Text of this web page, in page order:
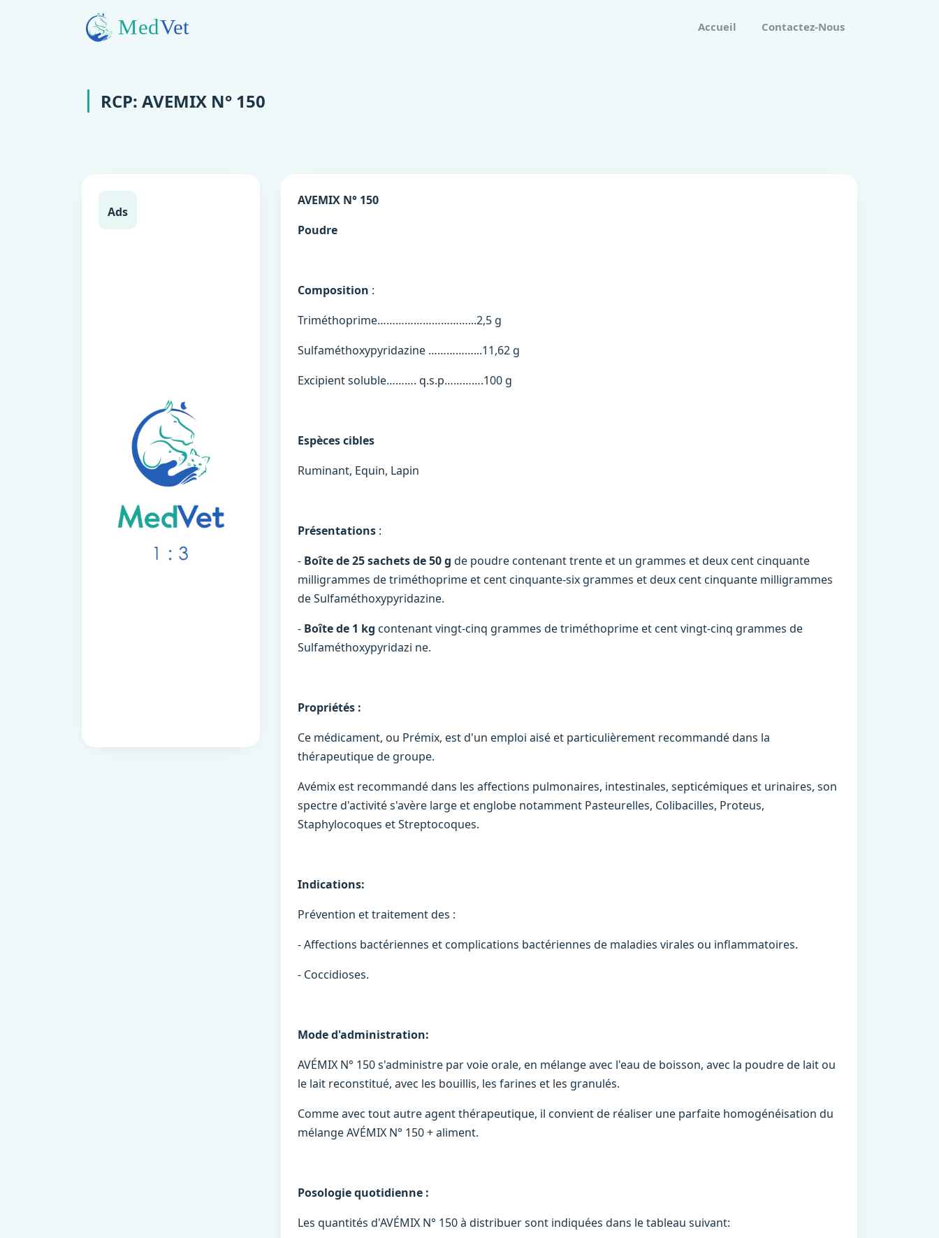
Accueil Contactez-Nous
RCP: AVEMIX N° 150
Ads
AVEMIX N° 150
Poudre
Composition :
Triméthoprime…………………………...2,5 g
Sulfaméthoxypyridazine ……………...11,62 g
Excipient soluble………. q.s.p………….100 g
Espèces cibles
Ruminant, Equin, Lapin
Présentations :
- Boîte de 25 sachets de 50 g de poudre contenant trente et un grammes et deux cent cinquante
milligrammes de triméthoprime et cent cinquante-six grammes et deux cent cinquante milligrammes
de Sulfaméthoxypyridazine.
- Boîte de 1 kg contenant vingt-cinq grammes de triméthoprime et cent vingt-cinq grammes de
Sulfaméthoxypyridazi ne.
Propriétés :
Ce médicament, ou Prémix, est d'un emploi aisé et particulièrement recommandé dans la
thérapeutique de groupe.
Avémix est recommandé dans les affections pulmonaires, intestinales, septicémiques et urinaires, son
spectre d'activité s'avère large et englobe notamment Pasteurelles, Colibacilles, Proteus,
Staphylocoques et Streptocoques.
Indications:
Prévention et traitement des :
- Affections bactériennes et complications bactériennes de maladies virales ou inflammatoires.
- Coccidioses.
Mode d'administration:
AVÉMIX N° 150 s'administre par voie orale, en mélange avec l'eau de boisson, avec la poudre de lait ou
le lait reconstitué, avec les bouillis, les farines et les granulés.
Comme avec tout autre agent thérapeutique, il convient de réaliser une parfaite homogénéisation du
mélange AVÉMIX N° 150 + aliment.
Posologie quotidienne :
Les quantités d'AVÉMIX N° 150 à distribuer sont indiquées dans le tableau suivant: